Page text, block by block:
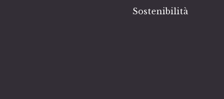
Sostenibilità